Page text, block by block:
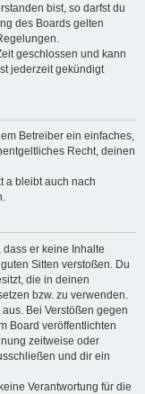
bist, so darfst du
des Boards gelten
geschlossen und kann
jederzeit gekündigt
Betreiber ein einfaches,
Recht, deinen
a bleibt auch nach
er keine Inhalte
Sitten verstoßen. Du
die in deinen
bzw. zu verwenden.
Bei Verstößen gegen
Board veröffentlichten
zeitweise oder
und dir ein
Verantwortung für die